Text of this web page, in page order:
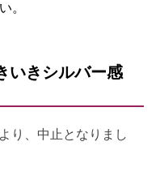
。
きシルバー感
り、中止となりまし